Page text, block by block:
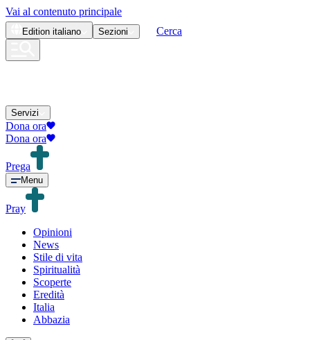
Vai al contenuto principale
Edition italiano Sezioni Cerca
Servizi
Dona ora
Dona ora
Prega
Menu
Pray
Opinioni
News
Stile di vita
Spiritualità
Scoperte
Eredità
Italia
Abbazia